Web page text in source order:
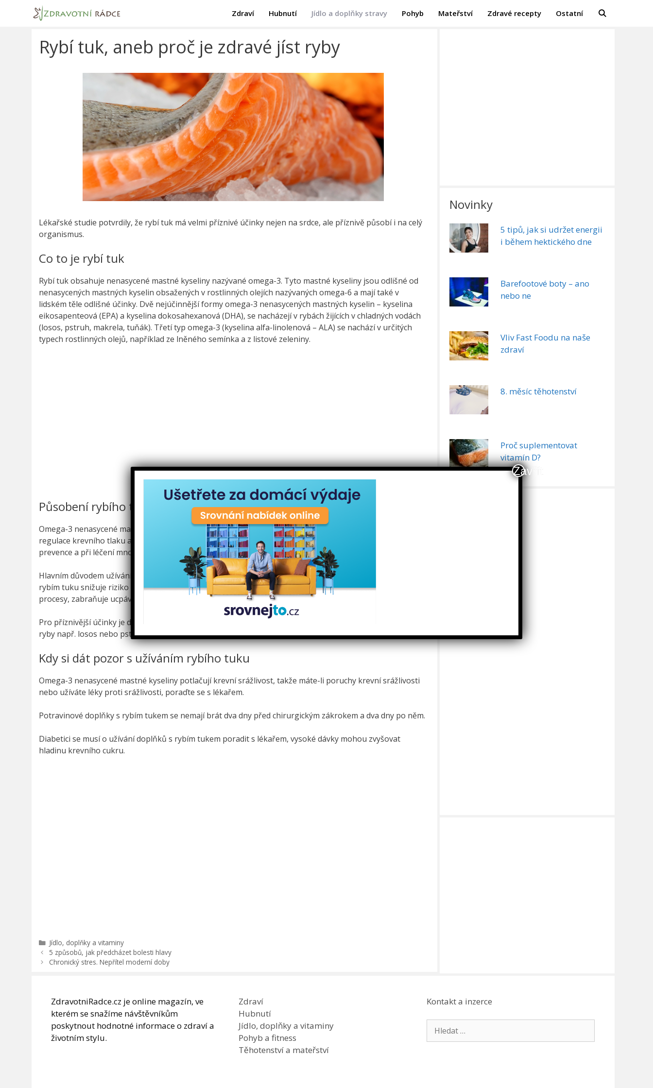
Zdraví Hubnutí Jídlo a doplňky stravy Pohyb Mateřství Zdravé recepty Ostatní
Rybí tuk, aneb proč je zdravé jíst ryby
Lékařské studie potvrdily, že rybí tuk má velmi příznivé účinky nejen na srdce, ale příznivě působí i na celý
organismus.
Co to je rybí tuk
Rybí tuk obsahuje nenasycené mastné kyseliny nazývané omega-3. Tyto mastné kyseliny jsou odlišné od
nenasycených mastných kyselin obsažených v rostlinných olejích nazývaných omega-6 a mají také v
lidském těle odlišné účinky. Dvě nejúčinnější formy omega-3 nenasycených mastných kyselin – kyselina
eikosapenteová (EPA) a kyselina dokosahexanová (DHA), se nacházejí v rybách žijících v chladných vodách
(losos, pstruh, makrela, tuňák). Třetí typ omega-3 (kyselina alfa-linolenová – ALA) se nachází v určitých
typech rostlinných olejů, například ze lněného semínka a z listové zeleniny.
Působení rybího tuku na naše zdraví
Omega-3 nenasycené mastné kyseliny mají příznivý vliv na životně důležité procesy v našem těle, od
regulace krevního tlaku a krevní srážlivosti až po zvyšování imunity. Omega-3 se používají také jako
prevence a při léčení mnohých onemocnění.
Hlavním důvodem užívání rybího tuku je snižování rizika srdečních onemocnění. Přítomnost omega-3 v
rybím tuku snižuje riziko srdečního infarktu, chrání před poruchami srdečního rytmu, potlačuje zánětlivé
procesy, zabraňuje ucpávání tepen, může zmenšovat bolest při menstruačních křečích.
Pro příznivější účinky je dobré místo užívaní rybího tuku v tobolkách zahrnout do svého jídelníčku čerstvé
ryby např. losos nebo pstruh.
Kdy si dát pozor s užíváním rybího tuku
Omega-3 nenasycené mastné kyseliny potlačují krevní srážlivost, takže máte-li poruchy krevní srážlivosti
nebo užíváte léky proti srážlivosti, poraďte se s lékařem.
Potravinové doplňky s rybím tukem se nemají brát dva dny před chirurgickým zákrokem a dva dny po něm.
Diabetici se musí o užívání doplňků s rybím tukem poradit s lékařem, vysoké dávky mohou zvyšovat
hladinu krevního cukru.
Rubriky
Jídlo, doplňky a vitaminy
5 způsobů, jak předcházet bolesti hlavy
Chronický stres. Nepřítel moderní doby
Novinky
5 tipů, jak si udržet energii
i během hektického dne
Barefootové boty – ano
nebo ne
Vliv Fast Foodu na naše
zdraví
8. měsíc těhotenství
Proč suplementovat
vitamín D?
ZdravotniRadce.cz je online magazín, ve
kterém se snažíme návštěvníkům
poskytnout hodnotné informace o zdraví a
životním stylu.
Zdraví
Hubnutí
Jídlo, doplňky a vitaminy
Pohyb a fitness
Těhotenství a mateřství
Kontakt a inzerce
Hledat:
Zavřít